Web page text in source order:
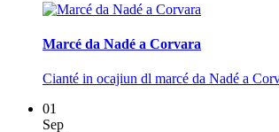
Marcé da Nadé a Corvara
Cianté in ocajiun dl marcé da Nadé a
01
Sep